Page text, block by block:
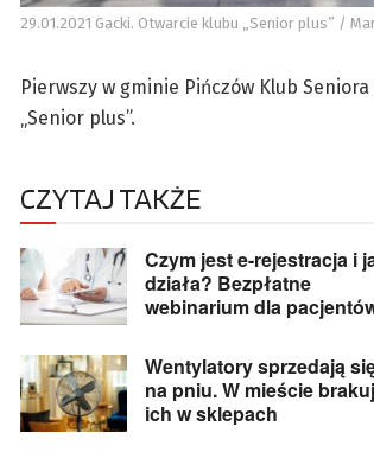
29.01.2021 Gacki. Otwarcie klubu „Senior plus” /
Pierwszy w gminie Pińczów Klub
„Senior plus”.
CZYTAJ TAKŻE
Czym jest e-rejestracja i
działa? Bezpłatne
webinarium dla
Wentylatory sprzedają
na pniu. W mieście
ich w sklepach